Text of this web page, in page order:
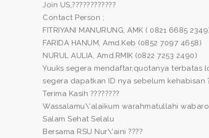
Join US,????????????
Contact Person ;
FITRIYANI MANURUNG, AMK ( 0821 6685
FARIDA HANUM, Amd.Keb (0852 7097 4658)
NURUL AULIA, Amd.RMIK (0822 7253 2490)
Yuuks segera mendaftar,quotanya terbatas
segera dapatkan ID nya sebelum kehabisan
Terima Kasih ????????
Wassalamu\'alaikum warahmatullahi
Salam Sehat Selalu
Bersama RSU Nur\'aini ????